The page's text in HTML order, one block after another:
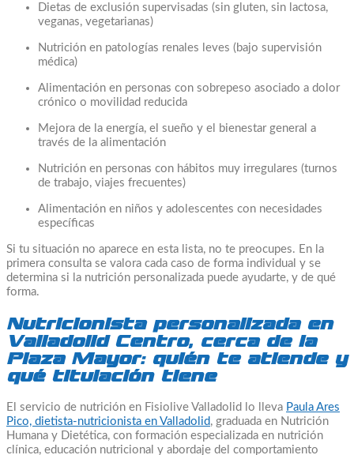
Dietas de exclusión supervisadas (sin gluten, sin lactosa,
veganas, vegetarianas)
Nutrición en patologías renales leves (bajo supervisión
médica)
Alimentación en personas con sobrepeso asociado a dolor
crónico o movilidad reducida
Mejora de la energía, el sueño y el bienestar general a
través de la alimentación
Nutrición en personas con hábitos muy irregulares (turnos
de trabajo, viajes frecuentes)
Alimentación en niños y adolescentes con necesidades
específicas
Si tu situación no aparece en esta lista, no te preocupes. En la
primera consulta se valora cada caso de forma individual y se
determina si la nutrición personalizada puede ayudarte, y de qué
forma.
Nutricionista personalizada en
Valladolid Centro, cerca de la
Plaza Mayor: quién te atiende y
qué titulación tiene
El servicio de nutrición en Fisiolive Valladolid lo lleva Paula Ares
Pico, dietista-nutricionista en Valladolid , graduada en Nutrición
Humana y Dietética, con formación especializada en nutrición
clínica, educación nutricional y abordaje del comportamiento